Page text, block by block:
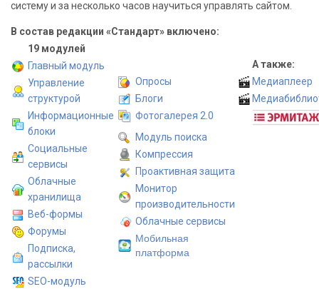
систему и за несколько часов научиться управлять сайтом.
В состав редакции «Стандарт» включено:
19 модулей
Главный модуль
Управление
структурой
Информационные
блоки
Социальные
сервисы
Облачные
хранилища
Веб-формы
Форумы
Подписка,
рассылки
SEO-модуль
А также:
Опросы
Медиаплеер
Блоги
Фотогалерея 2.0
Модуль поиска
Компрессия
Проактивная защита
Монитор
производительности
Облачные сервисы
Мобильная
платформа